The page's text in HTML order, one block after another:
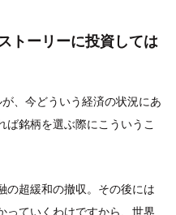
トーリーに投資しては
、今どういう経済の状況にあ
ば銘柄を選ぶ際にこういうこ
の超緩和の撤収。その後には
っていくわけですから、世界